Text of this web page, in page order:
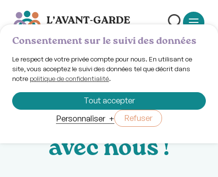
Vendredi 17 octobre 2025 | 16h30 - 21h30
La nuit des sans-
abris / Viens
avec nous !
Consentement sur le suivi des données
Le respect de votre privée compte pour nous. En utilisant ce
site, vous acceptez le suivi des données tel que décrit dans
notre politique de confidentialité.
Personnaliser + Refuser
Tout accepter